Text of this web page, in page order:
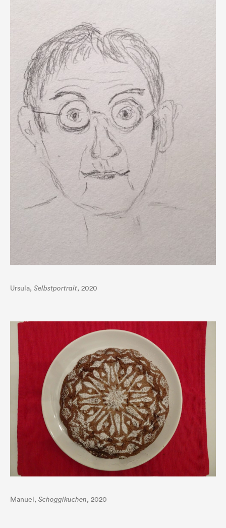
Ursula, Selbstportrait, 2020
Manuel, Schoggikuchen, 2020